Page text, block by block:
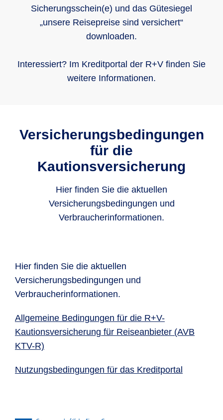
Sicherungsschein(e) und das Gütesiegel
„unsere Reisepreise sind versichert“
downloaden.
Interessiert? Im Kreditportal der R+V finden Sie
weitere Informationen.
Versicherungsbedingungen
für die
Kautionsversicherung
Hier finden Sie die aktuellen
Versicherungsbedingungen und
Verbraucherinformationen.
Hier finden Sie die aktuellen
Versicherungsbedingungen und
Verbraucherinformationen.
Allgemeine Bedingungen für die R+V-
Kautionsversicherung für Reiseanbieter (AVB
KTV-R)
Nutzungsbedingungen für das Kreditportal